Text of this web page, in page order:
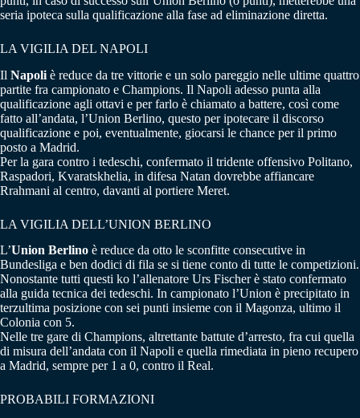
seria ipoteca sulla qualificazione alla fase ad eliminazione diretta.
LA VIGILIA DEL NAPOLI
Il Napoli è reduce da tre vittorie e un solo pareggio nelle ultime quattro
partite fra campionato e Champions. Il Napoli adesso punta alla
qualificazione agli ottavi e per farlo è chiamato a battere, così come
fatto all’andata, l’Union Berlino, questo per ipotecare il discorso
qualificazione e poi, eventualmente, giocarsi le chance per il primo
posto a Madrid.
Per la gara contro i tedeschi, confermato il tridente offensivo Politano,
Raspadori, Kvaratskhelia, in difesa Natan dovrebbe affiancare
Rrahmani al centro, davanti al portiere Meret.
LA VIGILIA DELL’UNION BERLINO
L’Union Berlino è reduce da otto le sconfitte consecutive in
Bundesliga e ben dodici di fila se si tiene conto di tutte le competizioni.
Nonostante tutti questi ko l’allenatore Urs Fischer è stato confermato
alla guida tecnica dei tedeschi. In campionato l’Union è precipitato in
terzultima posizione con sei punti insieme con il Magonza, ultimo il
Colonia con 5.
Nelle tre gare di Champions, altrettante battute d’arresto, fra cui quella
di misura dell’andata con il Napoli e quella rimediata in pieno recupero
a Madrid, sempre per 1 a 0, contro il Real.
PROBABILI FORMAZIONI